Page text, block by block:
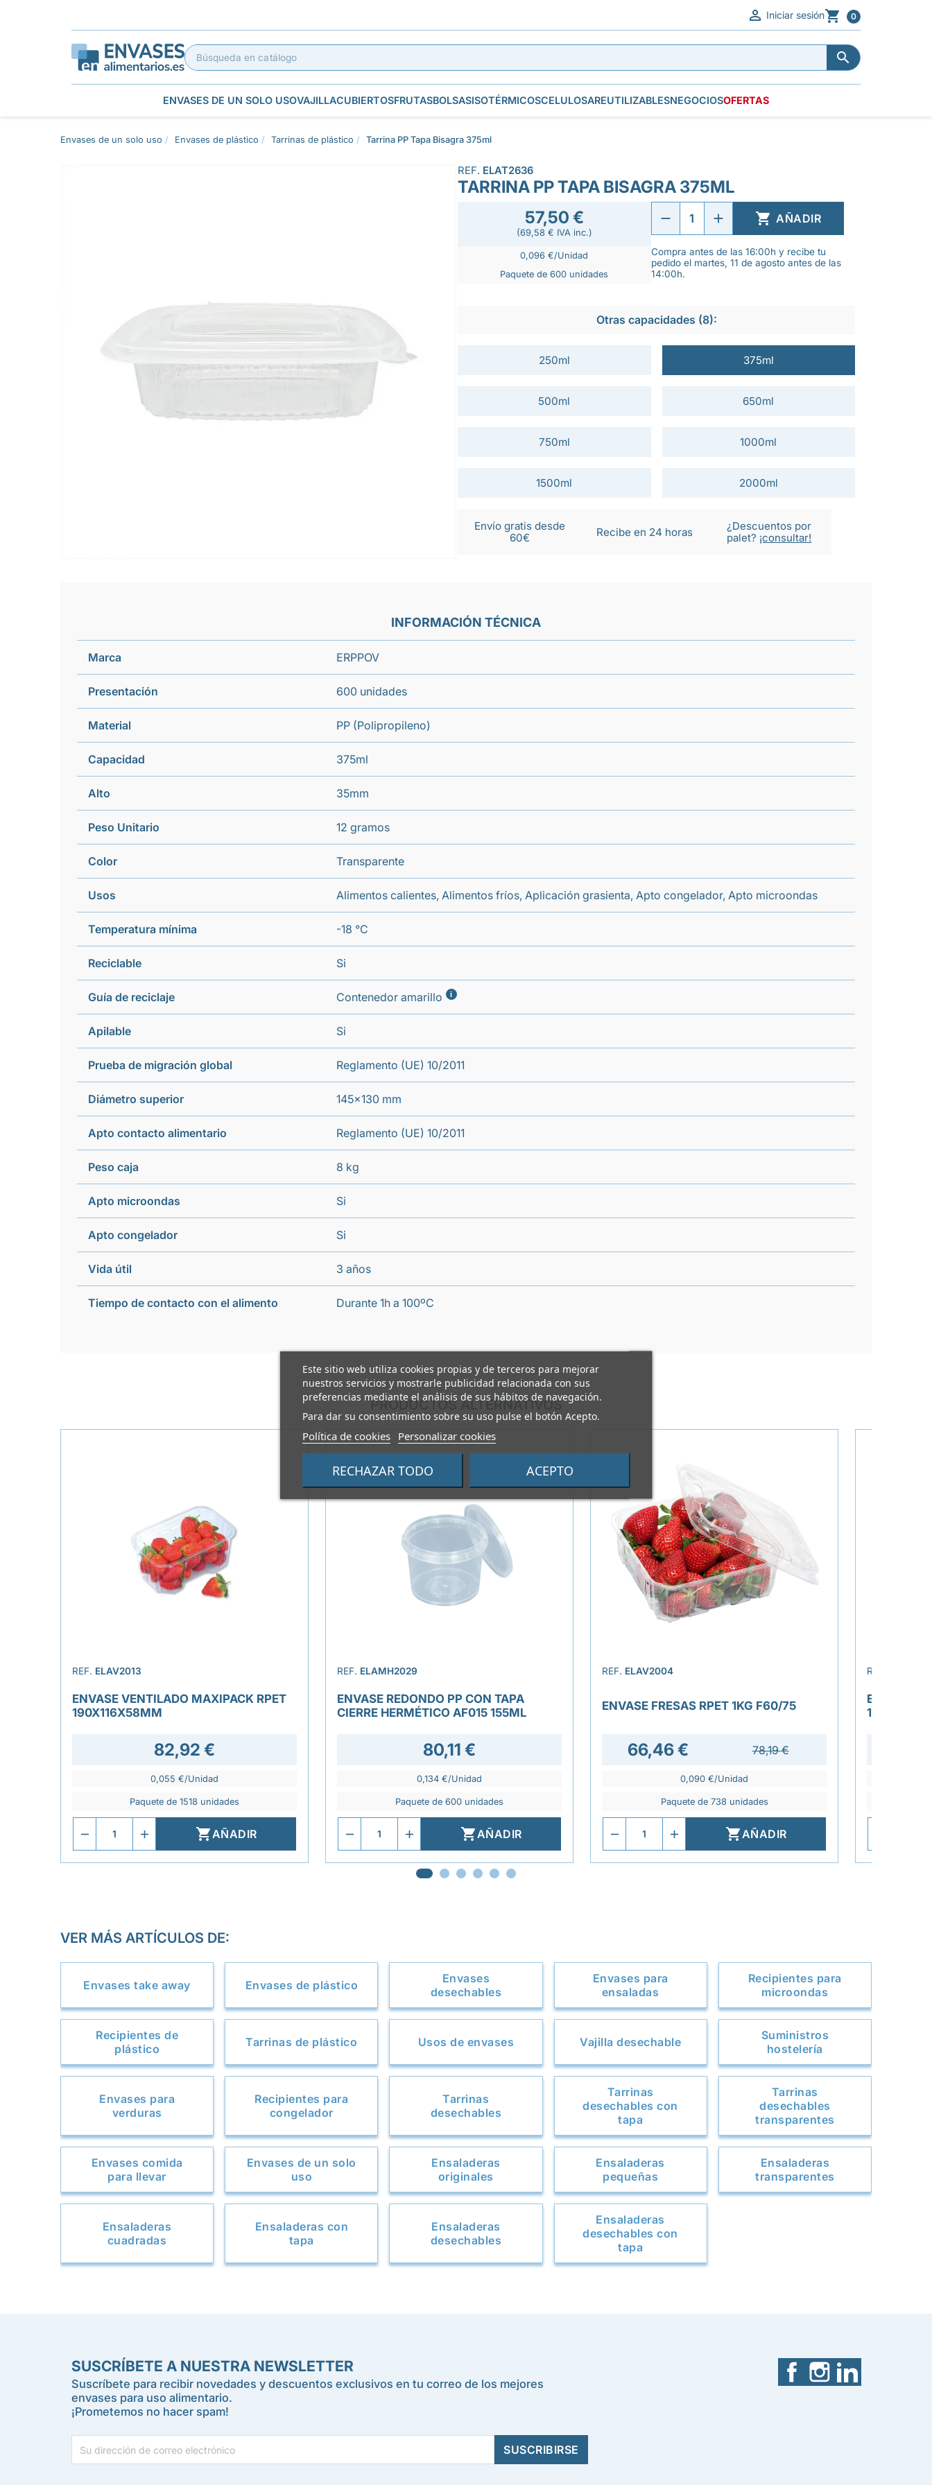
 Iniciar sesión 0


ENVASES DE UN SOLO USOVAJILLACUBIERTOSFRUTASBOLSASISOTÉRMICOSCELULOSAREUTILIZABLESNEGOCIOSOFERTAS
Este sitio web utiliza cookies propias y de terceros para mejorar
nuestros servicios y mostrarle publicidad relacionada con sus
preferencias mediante el análisis de sus hábitos de navegación.
Para dar su consentimiento sobre su uso pulse el botón Acepto.
Política de cookies Personalizar cookies
RECHAZAR TODO ACEPTO
Envases de un solo uso Envases de plástico Tarrinas de plástico Tarrina PP Tapa Bisagra 375ml
REF. ELAT2636
TARRINA PP TAPA BISAGRA 375ML
57,50 €
(69,58 € IVA inc.)
0,096 €/Unidad
Paquete de 600 unidades
 AÑADIR
Compra antes de las 16:00h y recibe tu
pedido el martes, 11 de agosto antes de las
14:00h.
Otras capacidades (8):
250ml 375ml
500ml 650ml
750ml 1000ml
1500ml 2000ml
Envío gratis desde
60€
Recibe en 24 horas
¿Descuentos por
palet? ¡consultar!
INFORMACIÓN TÉCNICA
Marca ERPPOV
Presentación 600 unidades
Material PP (Polipropileno)
Capacidad 375ml
Alto 35mm
Peso Unitario 12 gramos
Color Transparente
Usos Alimentos calientes, Alimentos fríos, Aplicación grasienta, Apto congelador, Apto microondas
Temperatura mínima -18 °C
Reciclable Si
Guía de reciclaje Contenedor amarillo i
Apilable Si
Prueba de migración global Reglamento (UE) 10/2011
Diámetro superior 145x130 mm
Apto contacto alimentario Reglamento (UE) 10/2011
Peso caja 8 kg
Apto microondas Si
Apto congelador Si
Vida útil 3 años
Tiempo de contacto con el alimento Durante 1h a 100ºC
PRODUCTOS ALTERNATIVOS
REF. ELAV2013
ENVASE VENTILADO MAXIPACK RPET
190X116X58MM
82,92 €
0,055 €/Unidad
Paquete de 1518 unidades
AÑADIR
REF. ELAMH2029
ENVASE REDONDO PP CON TAPA
CIERRE HERMÉTICO AF015 155ML
80,11 €
0,134 €/Unidad
Paquete de 600 unidades
AÑADIR
REF. ELAV2004
ENVASE FRESAS RPET 1KG F60/75
66,46 € 78,19 €
0,090 €/Unidad
Paquete de 738 unidades
AÑADIR
REF.
ENVASE
VER MÁS ARTÍCULOS DE:
Envases take away Envases de plástico
Envases
desechables
Envases para
ensaladas
Recipientes para
microondas
Recipientes de
plástico
Tarrinas de plástico Usos de envases Vajilla desechable
Suministros
hostelería
Envases para
verduras
Recipientes para
congelador
Tarrinas
desechables
Tarrinas
desechables con
tapa
Tarrinas
desechables
transparentes
Envases comida
para llevar
Envases de un solo
uso
Ensaladeras
originales
Ensaladeras
pequeñas
Ensaladeras
transparentes
Ensaladeras
cuadradas
Ensaladeras con
tapa
Ensaladeras
desechables
Ensaladeras
desechables con
tapa
SUSCRÍBETE A NUESTRA NEWSLETTER
Suscríbete para recibir novedades y descuentos exclusivos en tu correo de los mejores
envases para uso alimentario.
¡Prometemos no hacer spam!
FacebookInstagram